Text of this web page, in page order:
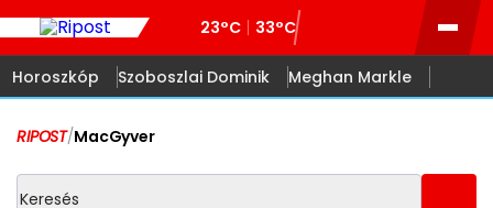
23°C 33°C
Horoszkóp Szoboszlai Dominik Meghan Markle
RIPOST/MacGyver